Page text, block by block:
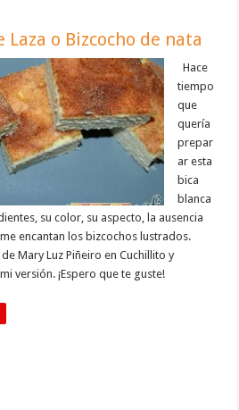
Laza o Bizcocho de nata
Hace
tiempo
que
quería
prepar
ar esta
bica
blanca
su color, su aspecto, la ausencia
encantan los bizcochos lustrados.
Mary Luz Piñeiro en Cuchillito y
versión. ¡Espero que te guste!